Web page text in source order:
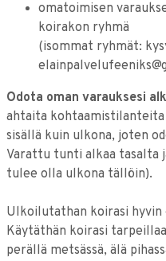
omatoimisen
koirakon ryhmä
(isommat ryhmät:
Odota oman varauksesi
ahtaita
sisällä kuin ulkona, joten
Varattu tunti alkaa tasalta
tulee olla ulkona tällöin).
Ulkoilutathan koirasi hyvin
Käytäthän koirasi
perällä metsässä, älä